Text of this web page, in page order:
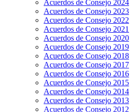
Acuerdos de Consejo 2024
Acuerdos de Consejo 2023
Acuerdos de Consejo 2022
Acuerdos de Consejo 2021
Acuerdos de Consejo 2020
Acuerdos de Consejo 2019
Acuerdos de Consejo 2018
Acuerdos de Consejo 2017
Acuerdos de Consejo 2016
Acuerdos de Consejo 2015
Acuerdos de Consejo 2014
Acuerdos de Consejo 2013
Acuerdos de Consejo 2012